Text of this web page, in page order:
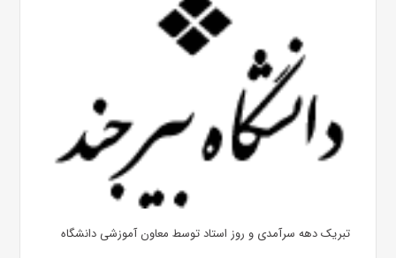
تبریک دهه سرآمدی و روز استاد توسط معاون آموزشی دانشگاه